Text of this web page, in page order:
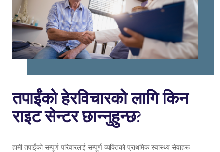
तपाईंको हेरविचारको लागि किन
राइट सेन्टर छान्नुहुन्छ?
हामी तपाईंको सम्पूर्ण परिवारलाई सम्पूर्ण व्यक्तिको प्राथमिक स्वास्थ्य सेवाहरू